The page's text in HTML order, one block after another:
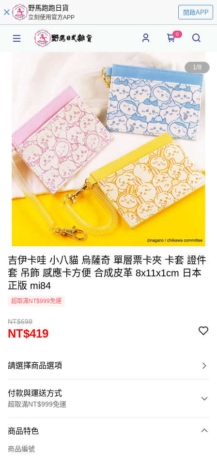
野馬跑跑日貨
立刻使用官方APP
開啟APP
0
1/8
吉伊卡哇 小八貓 烏薩奇 單層票卡夾 卡套 證件
套 吊飾 感應卡方便 合成皮革 8x11x1cm 日本
正版 mi84
超取滿NT$999免運
NT$698
NT$419
請選擇商品選項
付款與運送方式
超取滿NT$999免運
信用卡一次付款
信用卡分期付款
商品特色
商品編號